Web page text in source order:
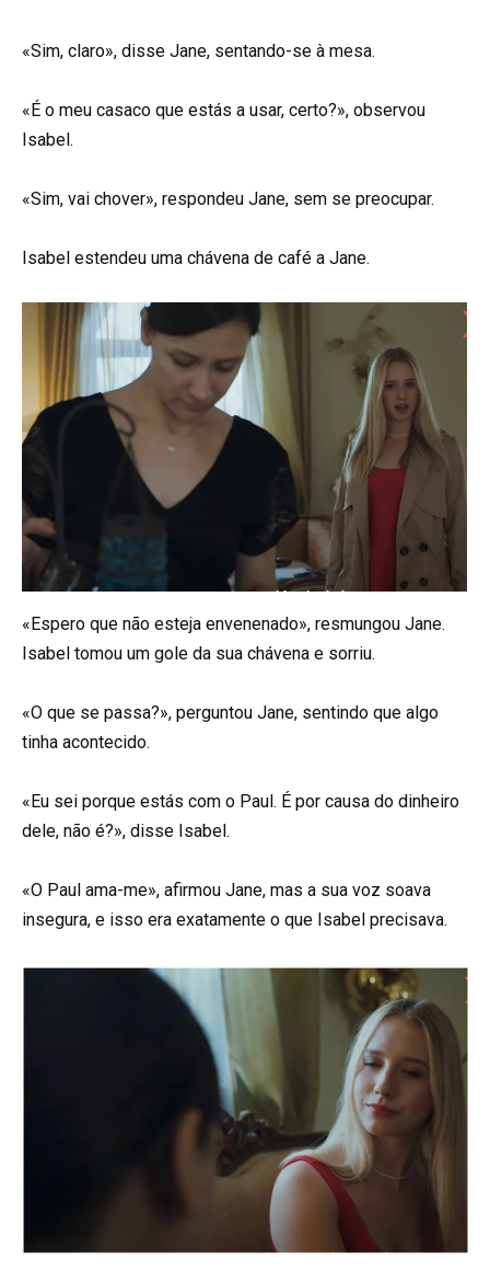
«Sim, claro», disse Jane, sentando-se à mesa.
«É o meu casaco que estás a usar, certo?», observou
Isabel.
«Sim, vai chover», respondeu Jane, sem se preocupar.
Isabel estendeu uma chávena de café a Jane.
«Espero que não esteja envenenado», resmungou Jane.
Isabel tomou um gole da sua chávena e sorriu.
«O que se passa?», perguntou Jane, sentindo que algo
tinha acontecido.
«Eu sei porque estás com o Paul. É por causa do dinheiro
dele, não é?», disse Isabel.
«O Paul ama-me», afirmou Jane, mas a sua voz soava
insegura, e isso era exatamente o que Isabel precisava.